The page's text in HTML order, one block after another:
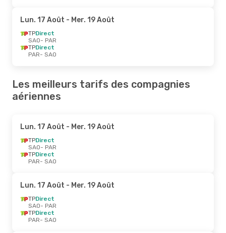
Lun. 17 Août - Mer. 19 Août
TPDirect
SAO- PAR
TPDirect
PAR- SAO
Les meilleurs tarifs des compagnies
aériennes
Lun. 17 Août - Mer. 19 Août
TPDirect
SAO- PAR
TPDirect
PAR- SAO
Lun. 17 Août - Mer. 19 Août
TPDirect
SAO- PAR
TPDirect
PAR- SAO